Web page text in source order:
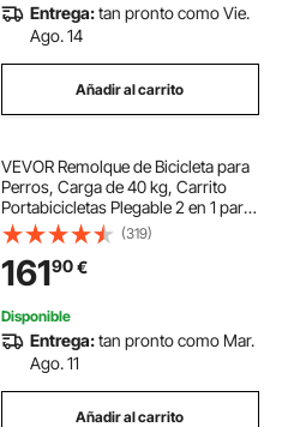
Entrega:tan pronto como Vie.
Ago. 14
Añadir al carrito
VEVOR Remolque de Bicicleta para
Perros, Carga de 40 kg, Carrito
Portabicicletas Plegable 2 en 1 para
Perros con Rueda de Liberación
Rápida, Enganche Universal y
Correa Interior, 1380 x 755 x 800
mm
(319)
16190€
Disponible
Entrega:tan pronto como Mar.
Ago. 11
Añadir al carrito